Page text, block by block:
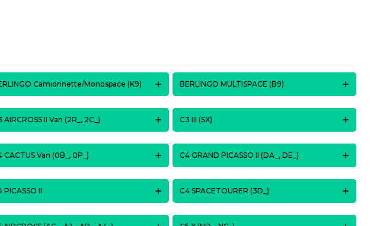
Camionnette/Monospace (K9) BERLINGO MULTISPACE (B9)
AIRCROSS II Van (2R_, 2C_) C3 III (SX)
CACTUS Van (0B_, 0P_) C4 GRAND PICASSO II (DA_, DE_)
PICASSO II C4 SPACETOURER (3D_)